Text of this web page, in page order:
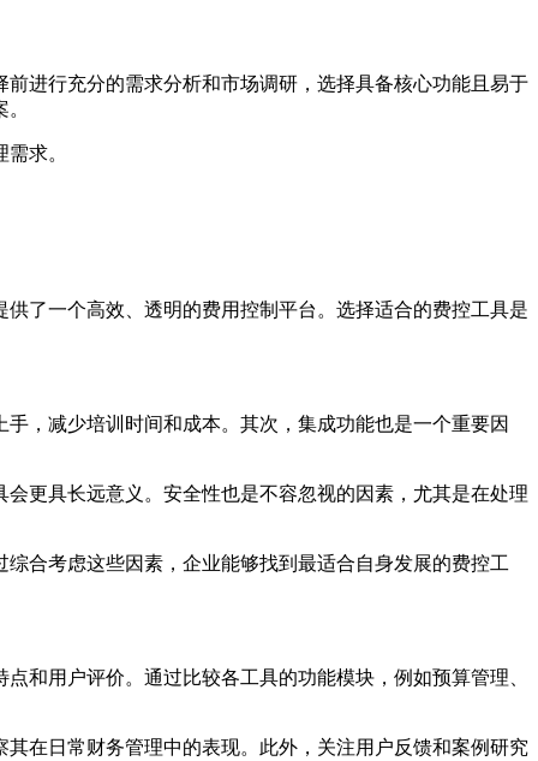
进行充分的需求分析和市场调研，选择具备核心功能且易于
求。
了一个高效、透明的费用控制平台。选择适合的费控工具是
，减少培训时间和成本。其次，集成功能也是一个重要因
更具长远意义。安全性也是不容忽视的因素，尤其是在处理
合考虑这些因素，企业能够找到最适合自身发展的费控工
和用户评价。通过比较各工具的功能模块，例如预算管理、
在日常财务管理中的表现。此外，关注用户反馈和案例研究